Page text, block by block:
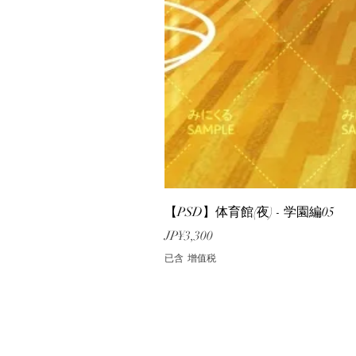
【PSD】体育館(夜) - 学園編05
價格
JP¥3,300
已含 增值税